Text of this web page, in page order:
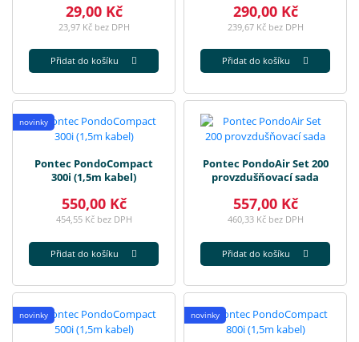
29,00 Kč
23,97 Kč bez DPH
Přidat do košíku
290,00 Kč
239,67 Kč bez DPH
Přidat do košíku
novinky
Pontec PondoCompact
300i (1,5m kabel)
550,00 Kč
454,55 Kč bez DPH
Přidat do košíku
Pontec PondoAir Set 200
provzdušňovací sada
557,00 Kč
460,33 Kč bez DPH
Přidat do košíku
novinky novinky